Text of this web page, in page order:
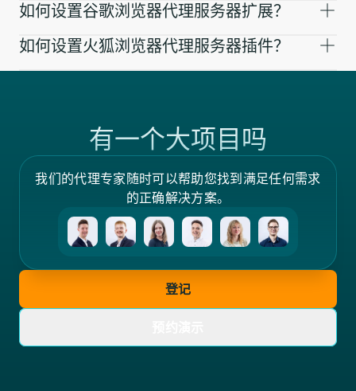
如何设置谷歌浏览器代理服务器扩展？
如何设置火狐浏览器代理服务器插件？
有一个大项目吗
我们的代理专家随时可以帮助您找到满足任何需求
的正确解决方案。
登记